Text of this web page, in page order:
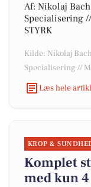
Af: Nikolaj
Specialisering
STYRK
Kilde: Nikolaj
Specialisering //
Læs hele
KROP &
Komplet
med kun